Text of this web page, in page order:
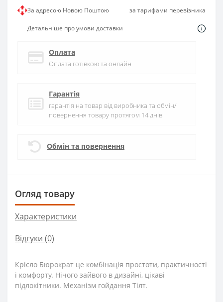
За адресою Новою Поштою за тарифами перевізника
Детальніше про умови доставки
Оплата
Оплата готівкою та онлайн
Гарантія
гарантія на товар від виробника та обмін/
повернення товару протягом 14 днів
Обмін та повернення
Огляд товару
Характеристики
Відгуки (0)
Крісло Бюрократ це комбінація простоти, практичності
і комфорту. Нічого зайвого в дизайні, цікаві
підлокітники. Механізм гойдання Тілт.